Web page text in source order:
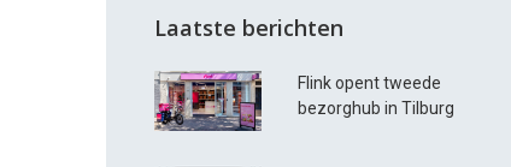
Laatste berichten
Flink opent tweede
bezorghub in Tilburg